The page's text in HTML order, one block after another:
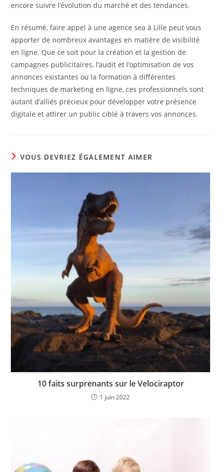
encore suivre l’évolution du marché et des tendances.
En résumé, faire appel à une agence sea à Lille peut vous
apporter de nombreux avantages en matière de visibilité
en ligne. Que ce soit pour la création et la gestion de
campagnes publicitaires, l’audit et l’optimisation de vos
annonces existantes ou la formation à différentes
techniques de marketing en ligne, ces professionnels sont
autant d’alliés précieux pour développer votre présence
digitale et attirer un public ciblé à travers vos annonces.
VOUS DEVRIEZ ÉGALEMENT AIMER
10 faits surprenants sur le Velociraptor
1 juin 2022